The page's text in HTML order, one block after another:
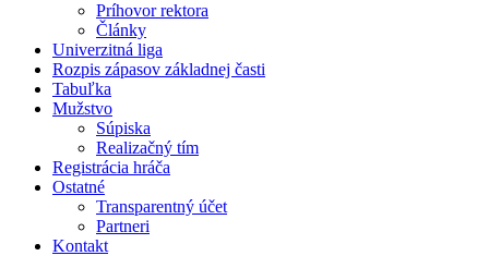
Príhovor rektora
Články
Univerzitná liga
Rozpis zápasov základnej časti
Tabuľka
Mužstvo
Súpiska
Realizačný tím
Registrácia hráča
Ostatné
Transparentný účet
Partneri
Kontakt